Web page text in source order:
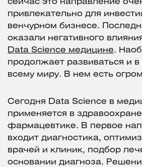
сейчас это направление
привлекательно для
венчурном бизнесе.
оказали негативного
Data Science медицине.
продолжает развиваться и
всему миру. В нем есть
Сегодня Data Science в
применяется в
фармацевтике. В первое
входит диагностика,
врачей и клиник, подбор
основании диагноза.